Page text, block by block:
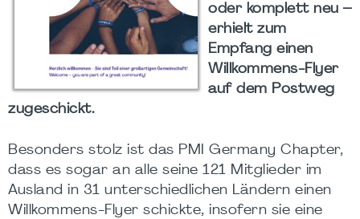
oder komplett neu –
erhielt zum
Empfang einen
Willkommens-Flyer
auf dem Postweg
zugeschickt.
Besonders stolz ist das PMI Germany Chapter,
dass es sogar an alle seine 121 Mitglieder im
Ausland in 31 unterschiedlichen Ländern einen
Willkommens-Flyer schickte, insofern sie eine